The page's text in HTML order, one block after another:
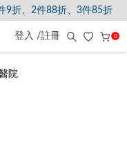
9折、2件88折、3件85折
登入 /註冊 0
院